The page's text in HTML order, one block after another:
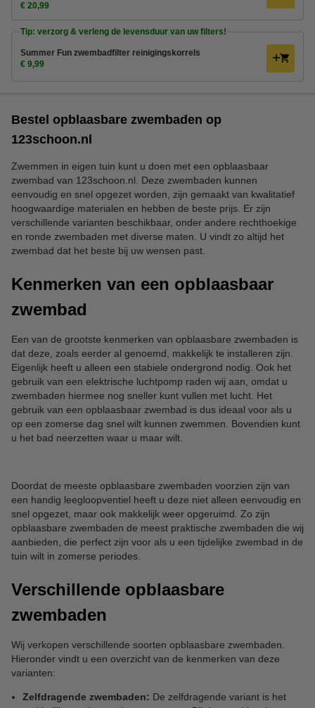
€ 20,99
Tip: verzorg & verleng de levensduur van uw filters!
Summer Fun zwembadfilter reinigingskorrels
€ 9,99
Bestel opblaasbare zwembaden op
123schoon.nl
Zwemmen in eigen tuin kunt u doen met een opblaasbaar
zwembad van 123schoon.nl. Deze zwembaden kunnen
eenvoudig en snel opgezet worden, zijn gemaakt van kwalitatief
hoogwaardige materialen en hebben de beste prijs. Er zijn
verschillende varianten beschikbaar, onder andere rechthoekige
en ronde zwembaden met diverse maten. U vindt zo altijd het
zwembad dat het beste bij uw wensen past.
Kenmerken van een opblaasbaar
zwembad
Een van de grootste kenmerken van opblaasbare zwembaden is
dat deze, zoals eerder al genoemd, makkelijk te installeren zijn.
Eigenlijk heeft u alleen een stabiele ondergrond nodig. Ook het
gebruik van een elektrische luchtpomp raden wij aan, omdat u
zwembaden hiermee nog sneller kunt vullen met lucht. Het
gebruik van een opblaasbaar zwembad is dus ideaal voor als u
op een zomerse dag snel wilt kunnen zwemmen. Bovendien kunt
u het bad neerzetten waar u maar wilt.
Doordat de meeste opblaasbare zwembaden voorzien zijn van
een handig leegloopventiel heeft u deze niet alleen eenvoudig en
snel opgezet, maar ook makkelijk weer opgeruimd. Zo zijn
opblaasbare zwembaden de meest praktische zwembaden die wij
aanbieden, die perfect zijn voor als u een tijdelijke zwembad in de
tuin wilt in zomerse periodes.
Verschillende opblaasbare
zwembaden
Wij verkopen verschillende soorten opblaasbare zwembaden.
Hieronder vindt u een overzicht van de kenmerken van deze
varianten:
Zelfdragende zwembaden: De zelfdragende variant is het